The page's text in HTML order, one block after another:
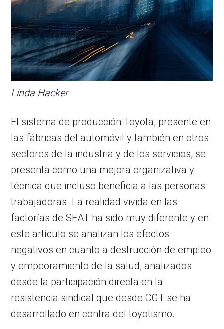
Linda Hacker
El sistema de producción Toyota, presente en
las fábricas del automóvil y también en otros
sectores de la industria y de los servicios, se
presenta como una mejora organizativa y
técnica que incluso beneficia a las personas
trabajadoras. La realidad vivida en las
factorías de SEAT ha sido muy diferente y en
este artículo se analizan los efectos
negativos en cuanto a destrucción de empleo
y empeoramiento de la salud, analizados
desde la participación directa en la
resistencia sindical que desde CGT se ha
desarrollado en contra del toyotismo.